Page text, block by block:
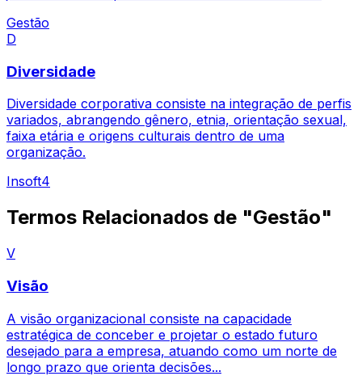
Gestão
D
Diversidade
Diversidade corporativa consiste na integração de perfis
variados, abrangendo gênero, etnia, orientação sexual,
faixa etária e origens culturais dentro de uma
organização.
Insoft4
Termos Relacionados de "Gestão"
V
Visão
A visão organizacional consiste na capacidade
estratégica de conceber e projetar o estado futuro
desejado para a empresa, atuando como um norte de
longo prazo que orienta decisões...